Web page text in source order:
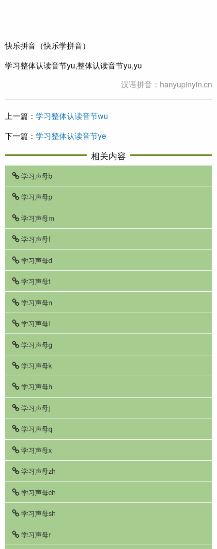
快乐拼音（快乐学拼音）
学习整体认读音节yu,整体认读音节yu,yu
汉语拼音：hanyupinyin.cn
上一篇： 学习整体认读音节wu
下一篇： 学习整体认读音节ye
相关内容
学习声母b
学习声母p
学习声母m
学习声母f
学习声母d
学习声母t
学习声母n
学习声母l
学习声母g
学习声母k
学习声母h
学习声母j
学习声母q
学习声母x
学习声母zh
学习声母ch
学习声母sh
学习声母r